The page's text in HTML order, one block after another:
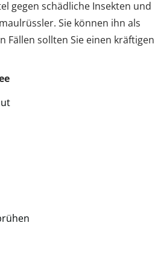
gegen schädliche Insekten und
Sie können ihn als
Fällen sollten Sie einen kräftigen